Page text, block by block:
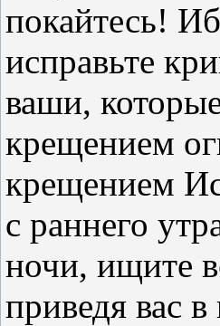
покайтесь!
исправьте
ваши,
крещением
крещением
с раннего
ночи, ищите
приведя вас